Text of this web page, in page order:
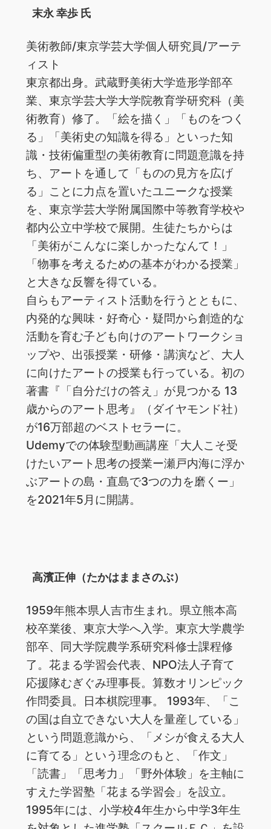
末永 幸歩 氏
美術教師/東京学芸大学個人研究員/アーテ
ィスト
東京都出身。武蔵野美術大学造形学部卒
業、東京学芸大学大学院教育学研究科（美
術教育）修了。「絵を描く」「ものをつく
る」「美術史の知識を得る」といった知
識・技術偏重型の美術教育に問題意識を持
ち、アートを通して「ものの見方を広げ
る」ことに力点を置いたユニークな授業
を、東京学芸大学附属国際中等教育学校や
都内公立中学校で展開。生徒たちからは
「美術がこんなに楽しかったなんて！」
「物事を考えるための基本がわかる授業」
と大きな反響を得ている。
自らもアーティスト活動を行うとともに、
内発的な興味・好奇心・疑問から創造的な
活動を育む子ども向けのアートワークショ
ップや、出張授業・研修・講演など、大人
に向けたアートの授業も行っている。初の
著書『「自分だけの答え」が見つかる 13
歳からのアート思考』（ダイヤモンド社）
が16万部超のベストセラーに。
Udemyでの体験型動画講座「大人こそ受
けたいアート思考の授業ー瀬戸内海に浮か
ぶアートの島・直島で3つの力を磨くー」
を2021年5月に開講。
高濱正伸（たかはままさのぶ）
1959年熊本県人吉市生まれ。県立熊本高
校卒業後、東京大学へ入学。東京大学農学
部卒、同大学院農学系研究科修士課程修
了。花まる学習会代表、NPO法人子育て
応援隊むぎぐみ理事長。算数オリンピック
作問委員。日本棋院理事。 1993年、「こ
の国は自立できない大人を量産している」
という問題意識から、「メシが食える大人
に育てる」という理念のもと、「作文」
「読書」「思考力」「野外体験」を主軸に
すえた学習塾「花まる学習会」を設立。
1995年には、小学校4年生から中学3年生